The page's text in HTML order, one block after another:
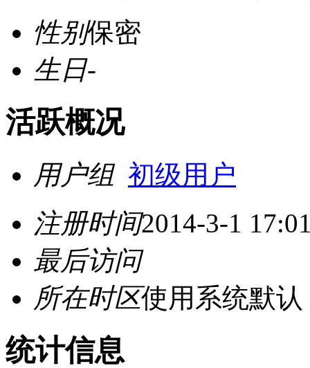
性别保密
生日-
活跃概况
用户组 初级用户
注册时间2014-3-1
最后访问
所在时区使用系统默认
统计信息